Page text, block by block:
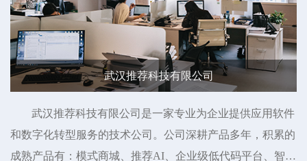
武汉推荐科技有限公司
武汉推荐科技有限公司是一家专业为企业提供应用软件
和数字化转型服务的技术公司。公司深耕产品多年，积累的
成熟产品有：模式商城、推荐AI、企业级低代码平台、智慧